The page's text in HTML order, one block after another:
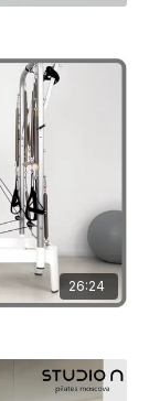
26:24